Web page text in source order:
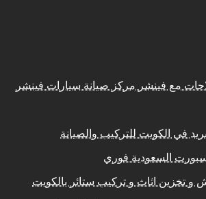
مع فينشر مركز صيانة سيارات فينشر
في الكويت للتركيب والصيانة
السعودية فوري
تخزين اثاث و تركيب ستائر بالكويت